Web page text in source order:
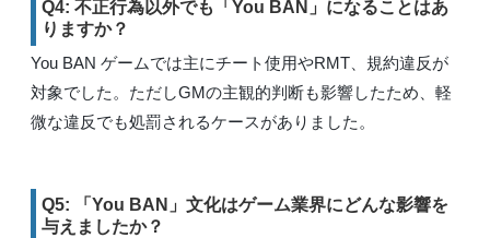
Q4: 不正行為以外でも「You BAN」になることはあ
りますか？
You BAN ゲームでは主にチート使用やRMT、規約違反が
対象でした。ただしGMの主観的判断も影響したため、軽
微な違反でも処罰されるケースがありました。
Q5: 「You BAN」文化はゲーム業界にどんな影響を
与えましたか？